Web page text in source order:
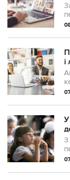
у
У
З